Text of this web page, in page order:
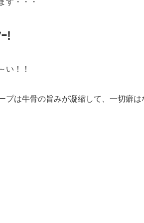
!
い！！
プは牛骨の旨みが凝縮して、一切癖